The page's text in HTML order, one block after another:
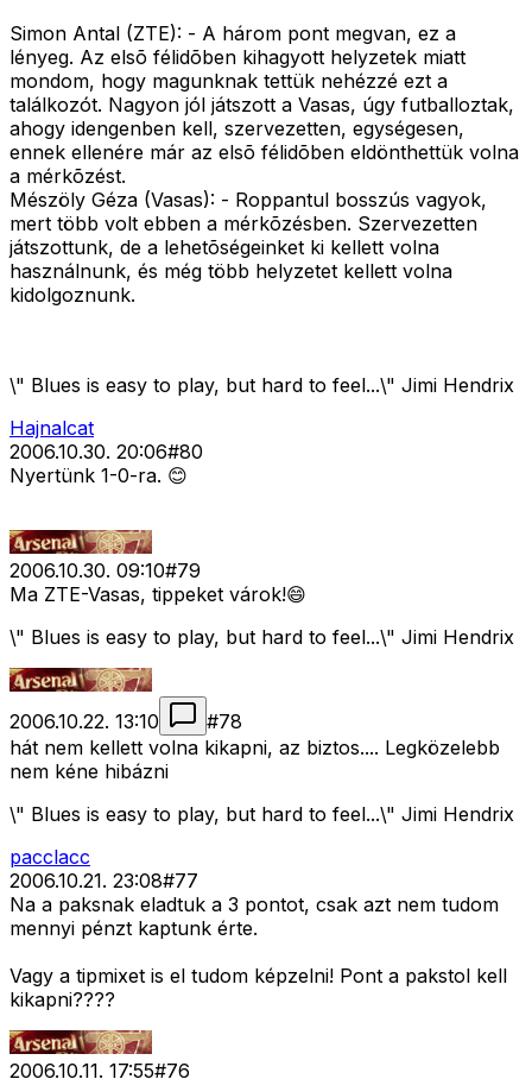
Simon Antal (ZTE): - A három pont megvan, ez a
lényeg. Az elsõ félidõben kihagyott helyzetek miatt
mondom, hogy magunknak tettük nehézzé ezt a
találkozót. Nagyon jól játszott a Vasas, úgy futballoztak,
ahogy idengenben kell, szervezetten, egységesen,
ennek ellenére már az elsõ félidõben eldönthettük volna
a mérkõzést.
Mészöly Géza (Vasas): - Roppantul bosszús vagyok,
mert több volt ebben a mérkõzésben. Szervezetten
játszottunk, de a lehetõségeinket ki kellett volna
használnunk, és még több helyzetet kellett volna
kidolgoznunk.
\" Blues is easy to play, but hard to feel...\" Jimi Hendrix
Hajnalcat
2006.10.30. 20:06#80
Nyertünk 1-0-ra. 😊
2006.10.30. 09:10#79
Ma ZTE-Vasas, tippeket várok!😄
\" Blues is easy to play, but hard to feel...\" Jimi Hendrix
2006.10.22. 13:10 #78
hát nem kellett volna kikapni, az biztos.... Legközelebb
nem kéne hibázni
\" Blues is easy to play, but hard to feel...\" Jimi Hendrix
pacclacc
2006.10.21. 23:08#77
Na a paksnak eladtuk a 3 pontot, csak azt nem tudom
mennyi pénzt kaptunk érte.
Vagy a tipmixet is el tudom képzelni! Pont a pakstol kell
kikapni????
2006.10.11. 17:55#76